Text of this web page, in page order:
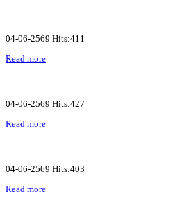
04-06-2569 Hits:411
Read more
04-06-2569 Hits:427
Read more
04-06-2569 Hits:403
Read more